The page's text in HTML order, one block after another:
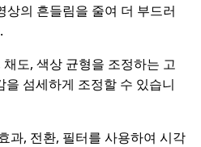
상의 흔들림을 줄여 더 부드러
채도, 색상 균형을 조정하는 고
을 섬세하게 조정할 수 있습니
과, 전환, 필터를 사용하여 시각